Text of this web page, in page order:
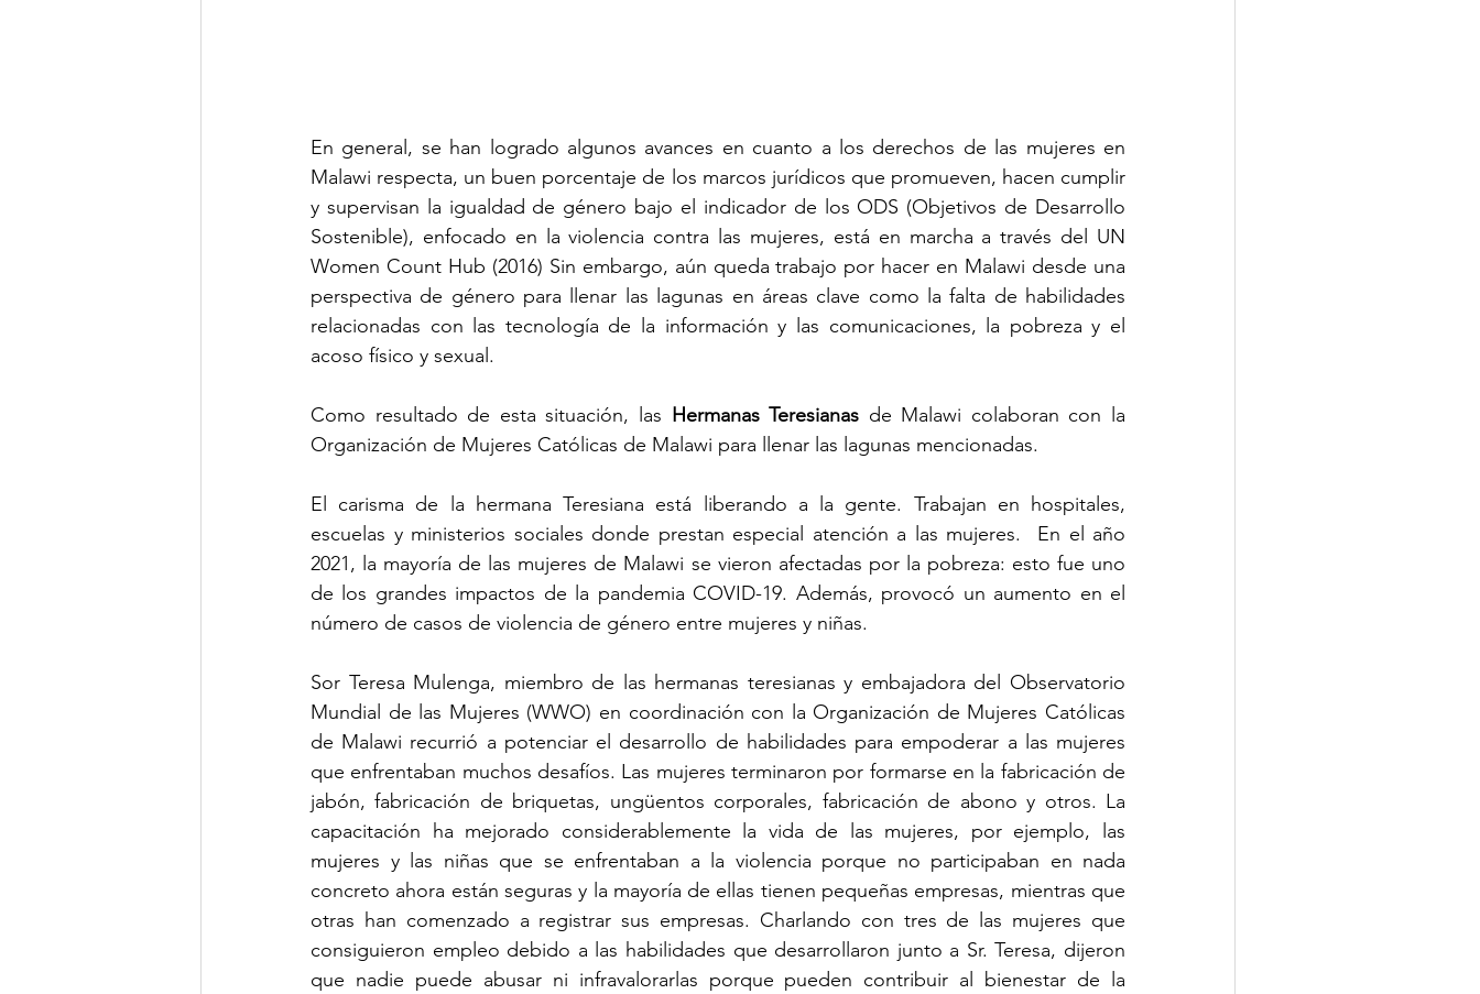
En general, se han logrado algunos avances en cuanto a los derechos de las mujeres en
Malawi respecta, un buen porcentaje de los marcos jurídicos que promueven, hacen cumplir
y supervisan la igualdad de género bajo el indicador de los ODS (Objetivos de Desarrollo
Sostenible), enfocado en la violencia contra las mujeres, está en marcha a través del UN
Women Count Hub (2016) Sin embargo, aún queda trabajo por hacer en Malawi desde una
perspectiva de género para llenar las lagunas en áreas clave como la falta de habilidades
relacionadas con las tecnología de la información y las comunicaciones, la pobreza y el
acoso físico y sexual.
Como resultado de esta situación, las Hermanas Teresianas de Malawi colaboran con la
Organización de Mujeres Católicas de Malawi para llenar las lagunas mencionadas.
El carisma de la hermana Teresiana está liberando a la gente. Trabajan en hospitales,
escuelas y ministerios sociales donde prestan especial atención a las mujeres.  En el año
2021, la mayoría de las mujeres de Malawi se vieron afectadas por la pobreza: esto fue uno
de los grandes impactos de la pandemia COVID-19. Además, provocó un aumento en el
número de casos de violencia de género entre mujeres y niñas.
Sor Teresa Mulenga, miembro de las hermanas teresianas y embajadora del Observatorio
Mundial de las Mujeres (WWO) en coordinación con la Organización de Mujeres Católicas
de Malawi recurrió a potenciar el desarrollo de habilidades para empoderar a las mujeres
que enfrentaban muchos desafíos. Las mujeres terminaron por formarse en la fabricación de
jabón, fabricación de briquetas, ungüentos corporales, fabricación de abono y otros. La
capacitación ha mejorado considerablemente la vida de las mujeres, por ejemplo, las
mujeres y las niñas que se enfrentaban a la violencia porque no participaban en nada
concreto ahora están seguras y la mayoría de ellas tienen pequeñas empresas, mientras que
otras han comenzado a registrar sus empresas. Charlando con tres de las mujeres que
consiguieron empleo debido a las habilidades que desarrollaron junto a Sr. Teresa, dijeron
que nadie puede abusar ni infravalorarlas porque pueden contribuir al bienestar de la